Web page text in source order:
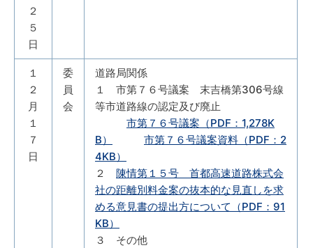
２
５
日
１
２
月
１
７
日
委
員
会
道路局関係
１ 市第７６号議案 末吉橋第306号線
等市道路線の認定及び廃止
市第７６号議案（PDF：1,278K
B）
市第７６号議案資料（PDF：2
4KB）
２ 陳情第１５号 首都高速道路株式会
社の距離別料金案の抜本的な見直しを求
める意見書の提出方について（PDF：91
KB）
３ その他